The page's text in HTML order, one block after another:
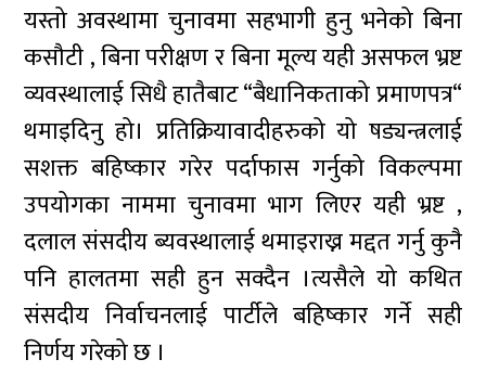
यस्तो अवस्थामा चुनावमा सहभागी हुनु भनेको बिना
कसौटी , बिना परीक्षण र बिना मूल्य यही असफल भ्रष्ट
व्यवस्थालाई सिधै हातैबाट “बैधानिकताको प्रमाणपत्र“
थमाइदिनु हो। प्रतिक्रियावादीहरुको यो षड्यन्त्रलाई
सशक्त बहिष्कार गरेर पर्दाफास गर्नुको विकल्पमा
उपयोगका नाममा चुनावमा भाग लिएर यही भ्रष्ट ,
दलाल संसदीय ब्यवस्थालाई थमाइराख्न मद्दत गर्नु कुनै
पनि हालतमा सही हुन सक्दैन ।त्यसैले यो कथित
संसदीय निर्वाचनलाई पार्टीले बहिष्कार गर्ने सही
निर्णय गरेको छ ।